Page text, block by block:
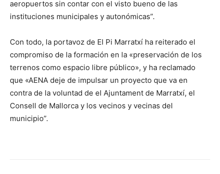
aeropuertos sin contar con el visto bueno de las
instituciones municipales y autonómicas”.
Con todo, la portavoz de El Pi Marratxí ha reiterado el
compromiso de la formación en la «preservación de los
terrenos como espacio libre público», y ha reclamado
que «AENA deje de impulsar un proyecto que va en
contra de la voluntad de el Ajuntament de Marratxí, el
Consell de Mallorca y los vecinos y vecinas del
municipio”.